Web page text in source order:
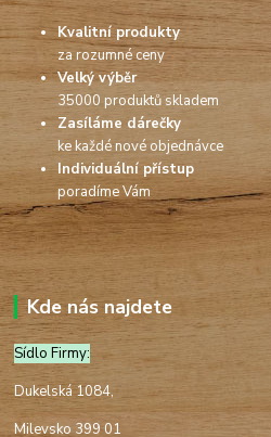
Kvalitní produkty
za rozumné ceny
Velký výběr
35000 produktů skladem
Zasíláme dárečky
ke každé nové objednávce
Individuální přístup
poradíme Vám
Kde nás najdete
Sídlo Firmy:
Dukelská 1084,
Milevsko 399 01